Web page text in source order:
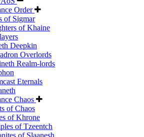
Order
of Sigmar
of Khaine
Deepkin
Overlords
Realm-lords
Eternals
Chaos
of Chaos
of Khrone
of Tzeentch
of Slaanesh